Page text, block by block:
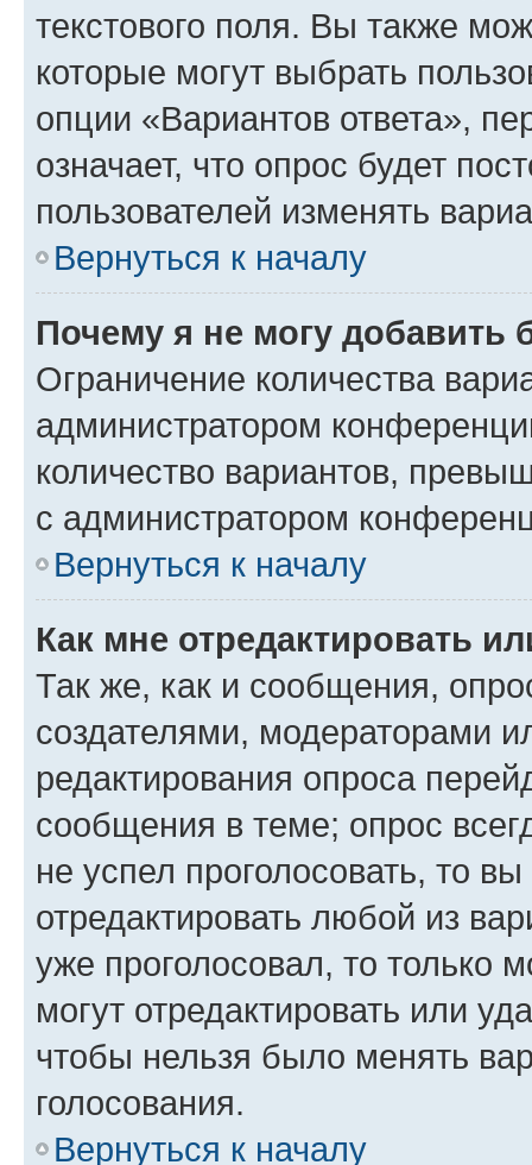
текстового поля. Вы также
которые могут выбрать
опции «Вариантов ответа»,
означает, что опрос будет
пользователей изменять
Вернуться к началу
Почему я не могу добавить
Ограничение количества
администратором
количество вариантов,
с администратором
Вернуться к началу
Как мне отредактировать
Так же, как и сообщения,
создателями, модераторами
редактирования опроса
сообщения в теме; опрос
не успел проголосовать, то
отредактировать любой из
уже проголосовал, то только
могут отредактировать или
чтобы нельзя было менять
голосования.
Вернуться к началу